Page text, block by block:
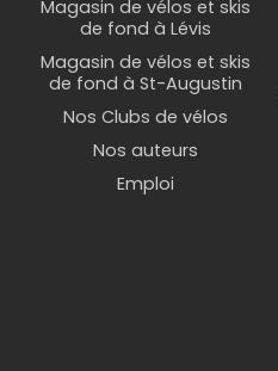
Magasin de vélos et skis
de fond à Lévis
Magasin de vélos et skis
de fond à St-Augustin
Nos Clubs de vélos
Nos auteurs
Emploi